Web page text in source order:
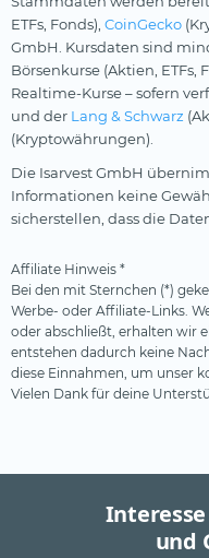
ETFs, Fonds), CoinGecko
GmbH. Kursdaten sind
Börsenkurse (Aktien, ETFs,
Realtime-Kurse – sofern
und der Lang & Schwarz
(Kryptowährungen).
Die Isarvest GmbH
Informationen keine
sicherstellen, dass die
Affiliate Hinweis *
Bei den mit Sternchen (*)
Werbe- oder Affiliate-Links.
oder abschließt, erhalten wir
entstehen dadurch keine
diese Einnahmen, um unser
Vielen Dank für deine
Interesse
und